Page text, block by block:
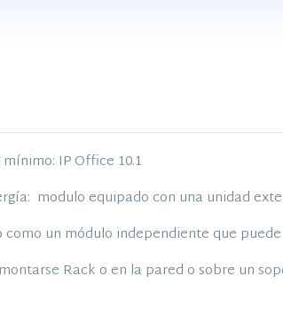
IP Office 10.1
modulo equipado con una unidad
como un módulo independiente que
Rack o en la pared o sobre un